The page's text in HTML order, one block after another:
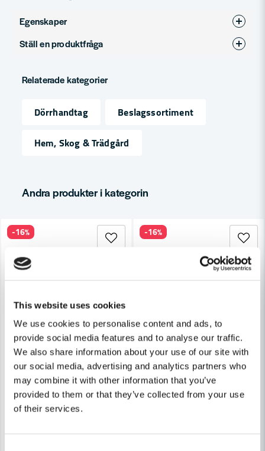
This website uses cookies
We use cookies to personalise content and ads, to
provide social media features and to analyse our traffic.
We also share information about your use of our site with
our social media, advertising and analytics partners who
may combine it with other information that you’ve
provided to them or that they’ve collected from your use
of their services.
Egenskaper
Ytbehandling Rostfritt 316
Ställ en produktfråga
Fråga oss något om denna produkten...
Namn
Ja, ni får publicera min fråga
Skicka fråga
Relaterade kategorier
Dörrhandtag
Beslagssortiment
Hem, Skog & Trädgård
Andra produkter i kategorin
HABO
Habo Dörrhandtag Boston RFR SB
316 kr
-16%
HABO
Habo Dörrhandtag Chicago
375 kr
316 kr
-16%